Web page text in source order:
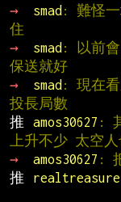
→
smad : 難怪一
住
→
smad : 以前會
保送就好
→
smad : 現在看
投長局數
推
amos30627 :
上升不少 太空
→
amos30627 :
推
realtreasure